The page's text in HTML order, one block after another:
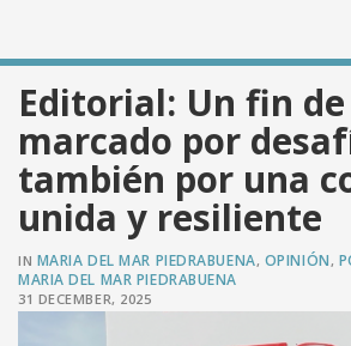
VER PUBLICACIÓN
Editorial: Un fin
marcado por
también por una
unida y resiliente
IN MARIA DEL MAR PIEDRABUENA, OPINIÓN ,
MARIA DEL MAR PIEDRABUENA
31 DECEMBER, 2025